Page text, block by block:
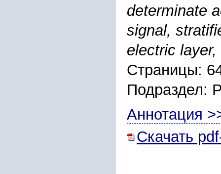
determinate
signal,
electric
Страницы:
Подраздел:
Аннотация
Скачать